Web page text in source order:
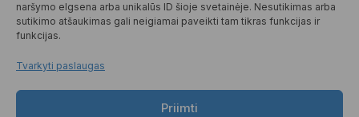
naršymo elgsena arba unikalūs ID šioje svetainėje. Nesutikimas arba
sutikimo atšaukimas gali neigiamai paveikti tam tikras funkcijas ir
funkcijas.
Tvarkyti paslaugas
Priimti
DAUGIAU